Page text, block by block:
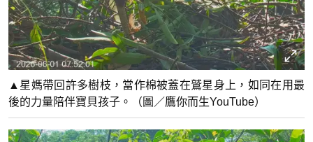
▲星媽帶回許多樹枝，當作棉被蓋在鷲星身上，如同在用最
後的力量陪伴寶貝孩子。（圖／鷹你而生YouTube）